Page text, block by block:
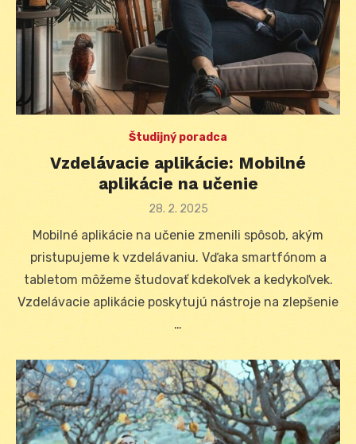
Študijný poradca
Vzdelávacie aplikácie: Mobilné
aplikácie na učenie
Posted
28. 2. 2025
Mobilné aplikácie na učenie zmenili spôsob, akým
pristupujeme k vzdelávaniu. Vďaka smartfónom a
tabletom môžeme študovať kdekoľvek a kedykoľvek.
Vzdelávacie aplikácie poskytujú nástroje na zlepšenie
…